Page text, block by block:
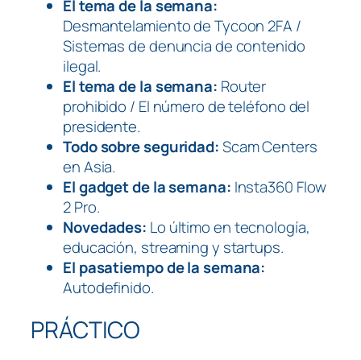
El tema de la semana:
Desmantelamiento de Tycoon 2FA /
Sistemas de denuncia de contenido
ilegal.
El tema de la semana: Router
prohibido / El número de teléfono del
presidente.
Todo sobre seguridad:Scam Centers
en Asia.
El gadget de la semana: Insta360 Flow
2 Pro.
Novedades: Lo último en tecnología,
educación, streaming y startups.
El pasatiempo de la semana:
Autodefinido.
PRÁCTICO